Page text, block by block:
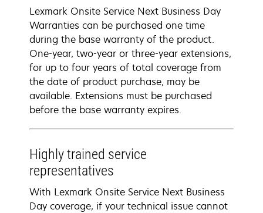
Lexmark Onsite Service Next Business Day
Warranties can be purchased one time
during the base warranty of the product.
One-year, two-year or three-year extensions,
for up to four years of total coverage from
the date of product purchase, may be
available. Extensions must be purchased
before the base warranty expires.
Highly trained service
representatives
With Lexmark Onsite Service Next Business
Day coverage, if your technical issue cannot